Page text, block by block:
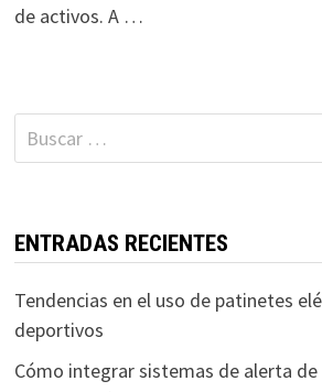
de activos. A …
Buscar:
ENTRADAS RECIENTES
Tendencias en el uso de patinetes
deportivos
Cómo integrar sistemas de alerta